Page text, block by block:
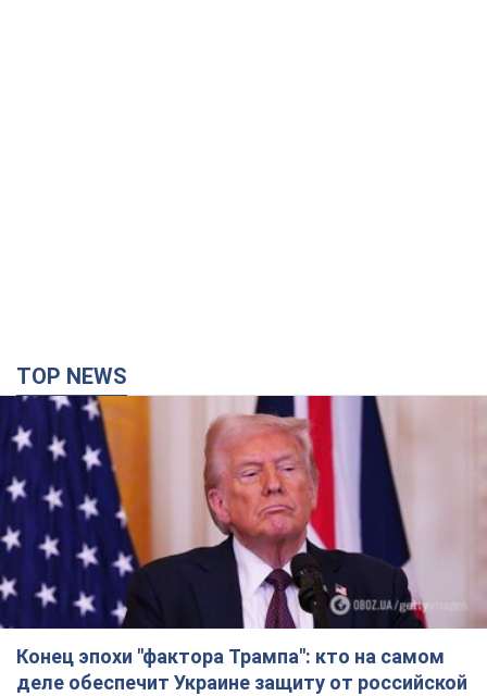
TOP NEWS
Конец эпохи "фактора Трампа": кто на самом
деле обеспечит Украине защиту от российской